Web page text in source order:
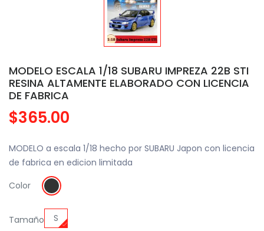
MODELO ESCALA 1/18 SUBARU IMPREZA 22B STI
RESINA ALTAMENTE ELABORADO CON LICENCIA
DE FABRICA
$365.00
MODELO a escala 1/18 hecho por SUBARU Japon con licencia
de fabrica en edicion limitada
Color
Tamaño S